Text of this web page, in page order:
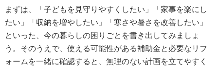
まずは、「子どもを見守りやすくしたい」「家事を楽にし
たい」「収納を増やしたい」「寒さや暑さを改善したい」
といった、今の暮らしの困りごとを書き出してみましょ
う。そのうえで、使える可能性がある補助金と必要なリフ
ォームを一緒に確認すると、無理のない計画を立てやすく